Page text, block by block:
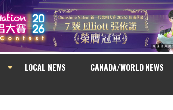
LOCAL NEWS CANADA/WORLD NEWS